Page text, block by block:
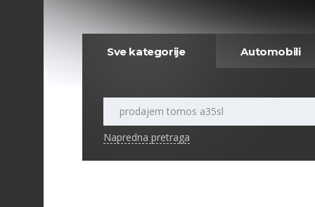
Sve kategorije Automobili
Napredna pretraga